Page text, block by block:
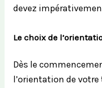
devez
Le choix de
Dès le
l’orientation de